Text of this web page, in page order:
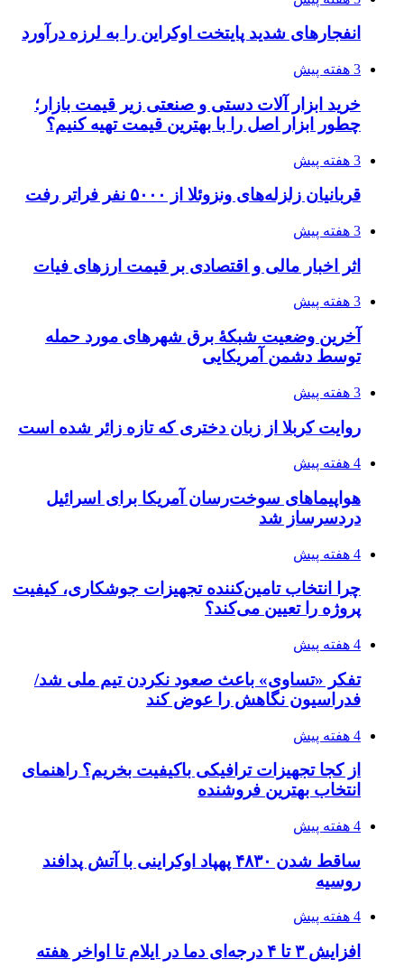
انفجارهای شدید پایتخت اوکراین را به لرزه درآورد
3 هفته پیش
خرید ابزار آلات دستی و صنعتی زیر قیمت بازار؛
چطور ابزار اصل را با بهترین قیمت تهیه کنیم؟
3 هفته پیش
قربانیان زلزله‌های ونزوئلا از ۵۰۰۰ نفر فراتر رفت
3 هفته پیش
اثر اخبار مالی و اقتصادی بر قیمت ارزهای فیات
3 هفته پیش
آخرین وضعیت شبکۀ برق شهرهای مورد حمله
توسط دشمن آمریکایی
3 هفته پیش
روایت کربلا از زبان دختری که تازه زائر شده است
4 هفته پیش
هواپیماهای سوخت‌رسان آمریکا برای اسرائیل
دردسرساز شد
4 هفته پیش
چرا انتخاب تامین‌کننده تجهیزات جوشکاری، کیفیت
پروژه را تعیین می‌کند؟
4 هفته پیش
تفکر «تساوی» باعث صعود نکردن تیم ملی شد/
فدراسیون نگاهش را عوض کند
4 هفته پیش
از کجا تجهیزات ترافیکی باکیفیت بخریم؟ راهنمای
انتخاب بهترین فروشنده
4 هفته پیش
ساقط شدن ۴۸۳۰ پهپاد اوکراینی با آتش پدافند
روسیه
4 هفته پیش
افزایش ۳ تا ۴ درجه‌ای دما در ایلام تا اواخر هفته